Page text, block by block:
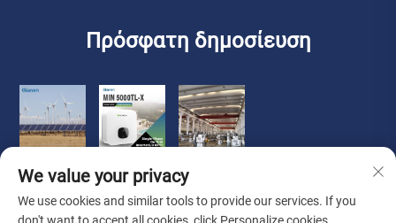
Πρόσφατη δημοσίευση
We value your privacy
We use cookies and similar tools to provide our services. If you